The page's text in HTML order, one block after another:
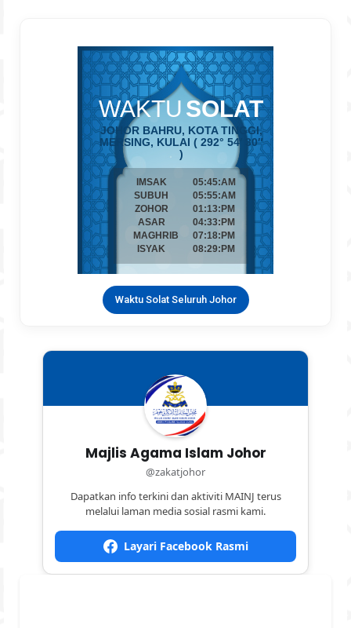
Waktu Solat Seluruh Johor
Majlis Agama Islam Johor
@zakatjohor
Dapatkan info terkini dan aktiviti MAINJ terus
melalui laman media sosial rasmi kami.
Layari Facebook Rasmi